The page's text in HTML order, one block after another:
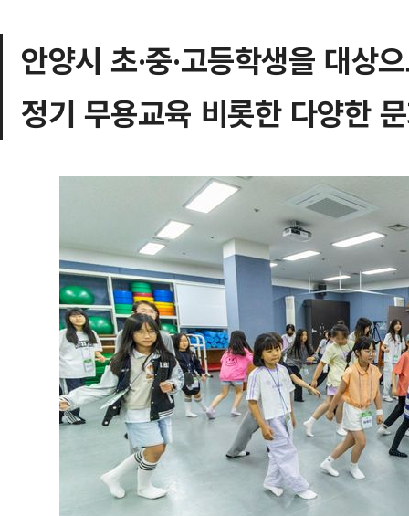
안양시 초·중·고등학생을 대상
정기 무용교육 비롯한 다양한